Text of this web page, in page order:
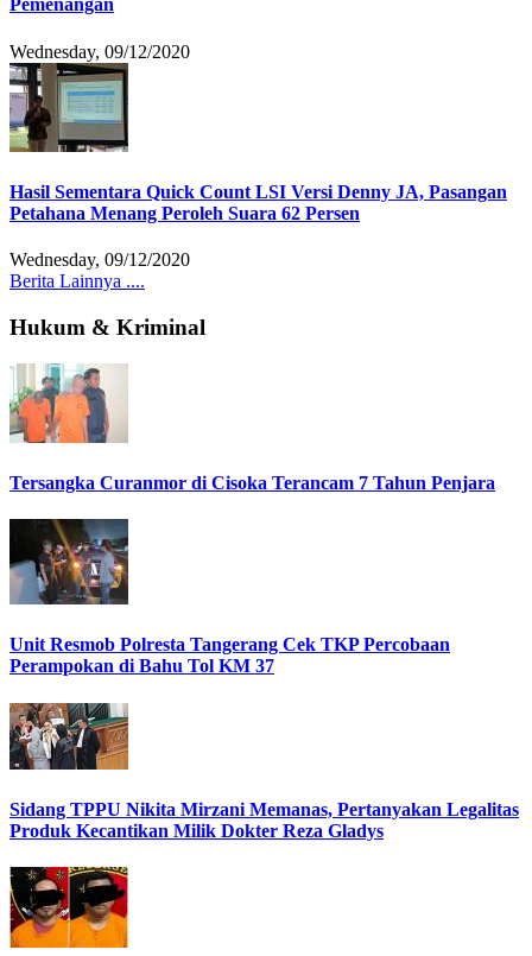
Pemenangan
Wednesday, 09/12/2020
Hasil Sementara Quick Count LSI Versi Denny JA, Pasangan
Petahana Menang Peroleh Suara 62 Persen
Wednesday, 09/12/2020
Berita Lainnya ....
Hukum & Kriminal
Tersangka Curanmor di Cisoka Terancam 7 Tahun Penjara
Unit Resmob Polresta Tangerang Cek TKP Percobaan
Perampokan di Bahu Tol KM 37
Sidang TPPU Nikita Mirzani Memanas, Pertanyakan Legalitas
Produk Kecantikan Milik Dokter Reza Gladys